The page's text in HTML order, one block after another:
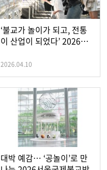
‘불교가 놀이가 되고, 전통
이 산업이 되었다’ 2026…
2026.04.10
대박 예감… ‘공놀이’로 만